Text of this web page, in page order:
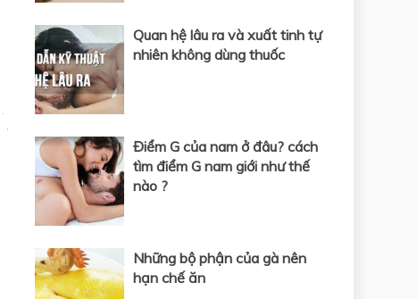
Quan hệ lâu ra và xuất tinh tự
nhiên không dùng thuốc
Điểm G của nam ở đâu? cách
tìm điểm G nam giới như thế
nào ?
Những bộ phận của gà nên
hạn chế ăn